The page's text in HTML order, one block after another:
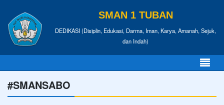
SMAN 1 TUBAN
DEDIKASI (Disiplin, Edukasi, Darma, Iman, Karya, Amanah, Sejuk,
dan Indah)
#SMANSABO